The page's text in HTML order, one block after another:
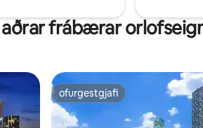
aðrar frábærar
ofurgestgjafi
ofurgestgjafi